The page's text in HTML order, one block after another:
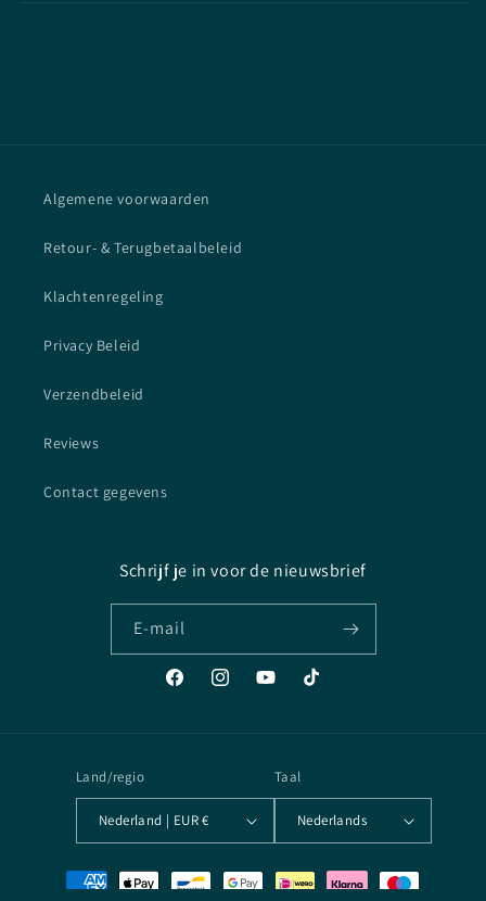
Algemene voorwaarden
Retour- & Terugbetaalbeleid
Klachtenregeling
Privacy Beleid
Verzendbeleid
Reviews
Contact gegevens
Schrijf je in voor de nieuwsbrief
E‑mail
FacebookInstagramYouTubeTikTok
Land/regio
Nederland | EUR €
Taal
Nederlands
Betaalmethoden